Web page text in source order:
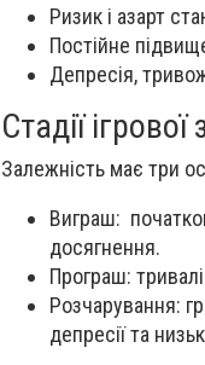
Ризик і азарт
Постійне
Депресія,
Стадії
Залежність має три
Виграш:
досягнення.
Програш:
Розчарування:
депресії та